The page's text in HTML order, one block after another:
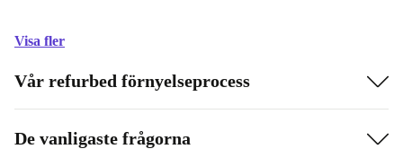
Visa fler
Vår refurbed förnyelseprocess
De vanligaste frågorna